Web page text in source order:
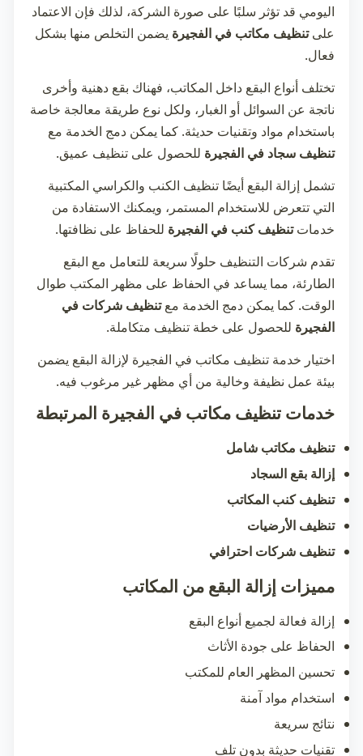
اليومي قد تؤثر سلبًا على صورة الشركة، لذلك فإن الاعتماد
علىتنظيف مكاتب في الفجيرة يضمن التخلص منها بشكل
فعال.
تختلف أنواع البقع داخل المكاتب، فهناك بقع دهنية وأخرى
ناتجة عن السوائل أو الغبار، ولكل نوع طريقة معالجة خاصة
باستخدام مواد وتقنيات حديثة. كما يمكن دمج الخدمة مع
تنظيف سجاد في الفجيرة للحصول على تنظيف عميق.
تشمل إزالة البقع أيضًا تنظيف الكنب والكراسي المكتبية
التي تتعرض للاستخدام المستمر، ويمكنك الاستفادة من
خدماتتنظيف كنب في الفجيرة للحفاظ على نظافتها.
تقدم شركات التنظيف حلولًا سريعة للتعامل مع البقع
الطارئة، مما يساعد في الحفاظ على مظهر المكتب طوال
الوقت. كما يمكن دمج الخدمة معتنظيف شركات في
الفجيرة للحصول على خطة تنظيف متكاملة.
اختيار خدمة تنظيف مكاتب في الفجيرة لإزالة البقع يضمن
بيئة عمل نظيفة وخالية من أي مظهر غير مرغوب فيه.
خدمات تنظيف مكاتب في الفجيرة المرتبطة
تنظيف مكاتب شامل
إزالة بقع السجاد
تنظيف كنب المكاتب
تنظيف الأرضيات
تنظيف شركات احترافي
مميزات إزالة البقع من المكاتب
إزالة فعالة لجميع أنواع البقع
الحفاظ على جودة الأثاث
تحسين المظهر العام للمكتب
استخدام مواد آمنة
نتائج سريعة
تقنيات حديثة بدون تلف